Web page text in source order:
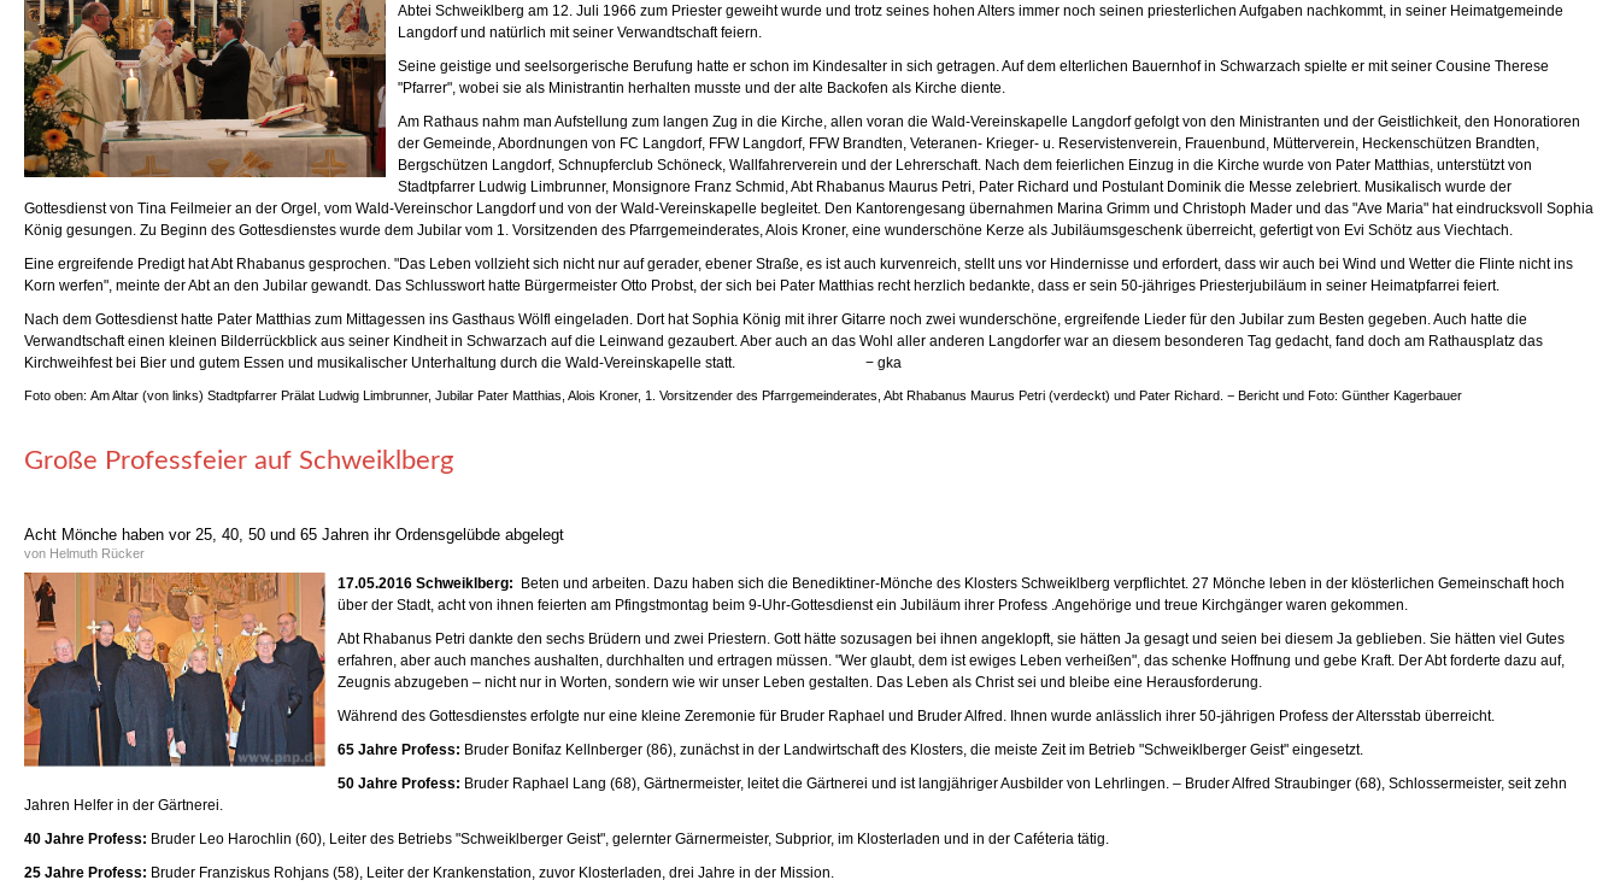
Abtei Schweiklberg am 12. Juli 1966 zum Priester geweiht wurde und trotz seines hohen Alters immer noch seinen priesterlichen Aufgaben nachkommt, in seiner Heimatgemeinde
Langdorf und natürlich mit seiner Verwandtschaft feiern.
Seine geistige und seelsorgerische Berufung hatte er schon im Kindesalter in sich getragen. Auf dem elterlichen Bauernhof in Schwarzach spielte er mit seiner Cousine Therese
"Pfarrer", wobei sie als Ministrantin herhalten musste und der alte Backofen als Kirche diente.
Am Rathaus nahm man Aufstellung zum langen Zug in die Kirche, allen voran die Wald-Vereinskapelle Langdorf gefolgt von den Ministranten und der Geistlichkeit, den Honoratioren
der Gemeinde, Abordnungen von FC Langdorf, FFW Langdorf, FFW Brandten, Veteranen- Krieger- u. Reservistenverein, Frauenbund, Mütterverein, Heckenschützen Brandten,
Bergschützen Langdorf, Schnupferclub Schöneck, Wallfahrerverein und der Lehrerschaft. Nach dem feierlichen Einzug in die Kirche wurde von Pater Matthias, unterstützt von
Stadtpfarrer Ludwig Limbrunner, Monsignore Franz Schmid, Abt Rhabanus Maurus Petri, Pater Richard und Postulant Dominik die Messe zelebriert. Musikalisch wurde der
Gottesdienst von Tina Feilmeier an der Orgel, vom Wald-Vereinschor Langdorf und von der Wald-Vereinskapelle begleitet. Den Kantorengesang übernahmen Marina Grimm und Christoph Mader und das "Ave Maria" hat eindrucksvoll Sophia
König gesungen. Zu Beginn des Gottesdienstes wurde dem Jubilar vom 1. Vorsitzenden des Pfarrgemeinderates, Alois Kroner, eine wunderschöne Kerze als Jubiläumsgeschenk überreicht, gefertigt von Evi Schötz aus Viechtach.
Eine ergreifende Predigt hat Abt Rhabanus gesprochen. "Das Leben vollzieht sich nicht nur auf gerader, ebener Straße, es ist auch kurvenreich, stellt uns vor Hindernisse und erfordert, dass wir auch bei Wind und Wetter die Flinte nicht ins
Korn werfen", meinte der Abt an den Jubilar gewandt. Das Schlusswort hatte Bürgermeister Otto Probst, der sich bei Pater Matthias recht herzlich bedankte, dass er sein 50-jähriges Priesterjubiläum in seiner Heimatpfarrei feiert.
Nach dem Gottesdienst hatte Pater Matthias zum Mittagessen ins Gasthaus Wölfl eingeladen. Dort hat Sophia König mit ihrer Gitarre noch zwei wunderschöne, ergreifende Lieder für den Jubilar zum Besten gegeben. Auch hatte die
Verwandtschaft einen kleinen Bilderrückblick aus seiner Kindheit in Schwarzach auf die Leinwand gezaubert. Aber auch an das Wohl aller anderen Langdorfer war an diesem besonderen Tag gedacht, fand doch am Rathausplatz das
Kirchweihfest bei Bier und gutem Essen und musikalischer Unterhaltung durch die Wald-Vereinskapelle statt. − gka
Foto oben: Am Altar (von links) Stadtpfarrer Prälat Ludwig Limbrunner, Jubilar Pater Matthias, Alois Kroner, 1. Vorsitzender des Pfarrgemeinderates, Abt Rhabanus Maurus Petri (verdeckt) und Pater Richard. − Bericht und Foto: Günther Kagerbauer
Große Professfeier auf Schweiklberg
Acht Mönche haben vor 25, 40, 50 und 65 Jahren ihr Ordensgelübde abgelegt
von Helmuth Rücker
17.05.2016 Schweiklberg: Beten und arbeiten. Dazu haben sich die Benediktiner-Mönche des Klosters Schweiklberg verpflichtet. 27 Mönche leben in der klösterlichen Gemeinschaft hoch
über der Stadt, acht von ihnen feierten am Pfingstmontag beim 9-Uhr-Gottesdienst ein Jubiläum ihrer Profess .Angehörige und treue Kirchgänger waren gekommen.
Abt Rhabanus Petri dankte den sechs Brüdern und zwei Priestern. Gott hätte sozusagen bei ihnen angeklopft, sie hätten Ja gesagt und seien bei diesem Ja geblieben. Sie hätten viel Gutes
erfahren, aber auch manches aushalten, durchhalten und ertragen müssen. "Wer glaubt, dem ist ewiges Leben verheißen", das schenke Hoffnung und gebe Kraft. Der Abt forderte dazu auf,
Zeugnis abzugeben – nicht nur in Worten, sondern wie wir unser Leben gestalten. Das Leben als Christ sei und bleibe eine Herausforderung.
Während des Gottesdienstes erfolgte nur eine kleine Zeremonie für Bruder Raphael und Bruder Alfred. Ihnen wurde anlässlich ihrer 50-jährigen Profess der Altersstab überreicht.
65 Jahre Profess: Bruder Bonifaz Kellnberger (86), zunächst in der Landwirtschaft des Klosters, die meiste Zeit im Betrieb "Schweiklberger Geist" eingesetzt.
50 Jahre Profess: Bruder Raphael Lang (68), Gärtnermeister, leitet die Gärtnerei und ist langjähriger Ausbilder von Lehrlingen. – Bruder Alfred Straubinger (68), Schlossermeister, seit zehn
Jahren Helfer in der Gärtnerei.
40 Jahre Profess: Bruder Leo Harochlin (60), Leiter des Betriebs "Schweiklberger Geist", gelernter Gärnermeister, Subprior, im Klosterladen und in der Caféteria tätig.
25 Jahre Profess: Bruder Franziskus Rohjans (58), Leiter der Krankenstation, zuvor Klosterladen, drei Jahre in der Mission.